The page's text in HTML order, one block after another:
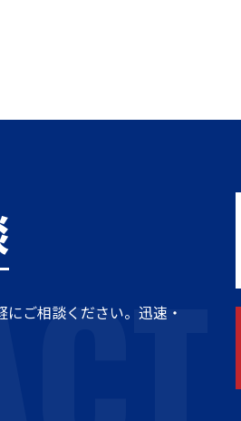
ご相談ください。迅速・